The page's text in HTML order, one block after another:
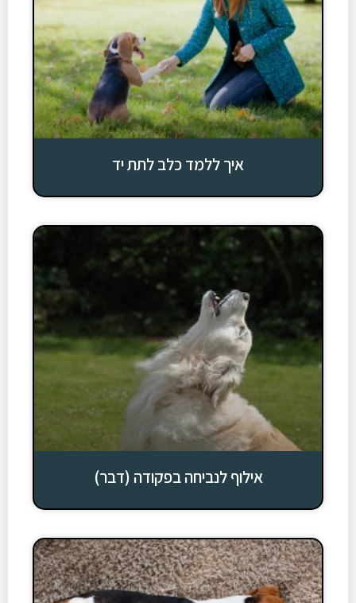
איך ללמד כלב לתת יד
אילוף לנביחה בפקודה (דבר)